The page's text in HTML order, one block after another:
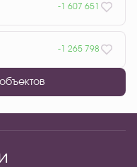
-1 607 651
-1 265 798